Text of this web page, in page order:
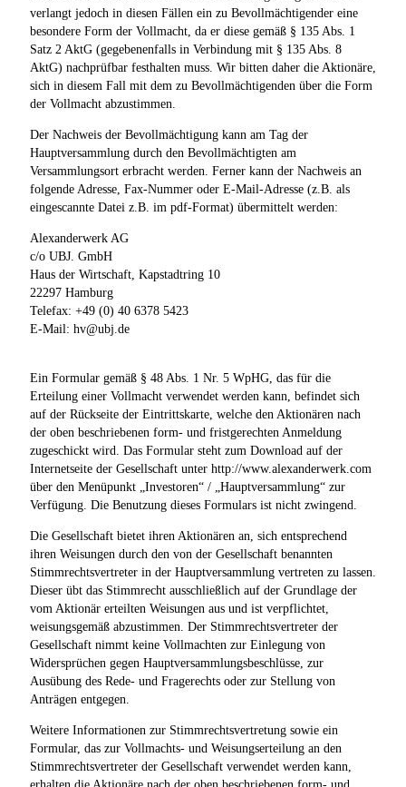
verlangt jedoch in diesen Fällen ein zu Bevollmächtigender eine
besondere Form der Vollmacht, da er diese gemäß § 135 Abs. 1
Satz 2 AktG (gegebenenfalls in Verbindung mit § 135 Abs. 8
AktG) nachprüfbar festhalten muss. Wir bitten daher die Aktionäre,
sich in diesem Fall mit dem zu Bevollmächtigenden über die Form
der Vollmacht abzustimmen.
Der Nachweis der Bevollmächtigung kann am Tag der
Hauptversammlung durch den Bevollmächtigten am
Versammlungsort erbracht werden. Ferner kann der Nachweis an
folgende Adresse, Fax-Nummer oder E-Mail-Adresse (z.B. als
eingescannte Datei z.B. im pdf-Format) übermittelt werden:
Alexanderwerk AG
c/o UBJ. GmbH
Haus der Wirtschaft, Kapstadtring 10
22297 Hamburg
Telefax: +49 (0) 40 6378 5423
E-Mail: hv@ubj.de
Ein Formular gemäß § 48 Abs. 1 Nr. 5 WpHG, das für die
Erteilung einer Vollmacht verwendet werden kann, befindet sich
auf der Rückseite der Eintrittskarte, welche den Aktionären nach
der oben beschriebenen form- und fristgerechten Anmeldung
zugeschickt wird. Das Formular steht zum Download auf der
Internetseite der Gesellschaft unter http://www.alexanderwerk.com
über den Menüpunkt „Investoren“ / „Hauptversammlung“ zur
Verfügung. Die Benutzung dieses Formulars ist nicht zwingend.
Die Gesellschaft bietet ihren Aktionären an, sich entsprechend
ihren Weisungen durch den von der Gesellschaft benannten
Stimmrechtsvertreter in der Hauptversammlung vertreten zu lassen.
Dieser übt das Stimmrecht ausschließlich auf der Grundlage der
vom Aktionär erteilten Weisungen aus und ist verpflichtet,
weisungsgemäß abzustimmen. Der Stimmrechtsvertreter der
Gesellschaft nimmt keine Vollmachten zur Einlegung von
Widersprüchen gegen Hauptversammlungsbeschlüsse, zur
Ausübung des Rede- und Fragerechts oder zur Stellung von
Anträgen entgegen.
Weitere Informationen zur Stimmrechtsvertretung sowie ein
Formular, das zur Vollmachts- und Weisungserteilung an den
Stimmrechtsvertreter der Gesellschaft verwendet werden kann,